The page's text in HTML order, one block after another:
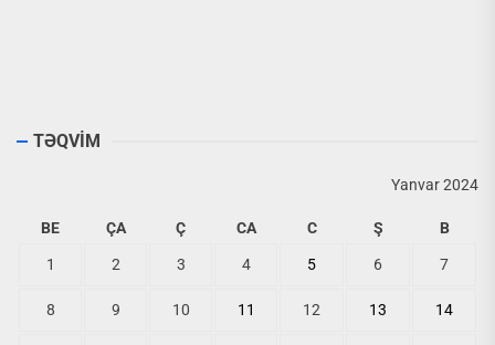
TƏQVİM
Yanvar 2024
BE ÇA Ç CA C Ş B
1 2 3 4 5 6 7
8 9 10 11 12 13 14